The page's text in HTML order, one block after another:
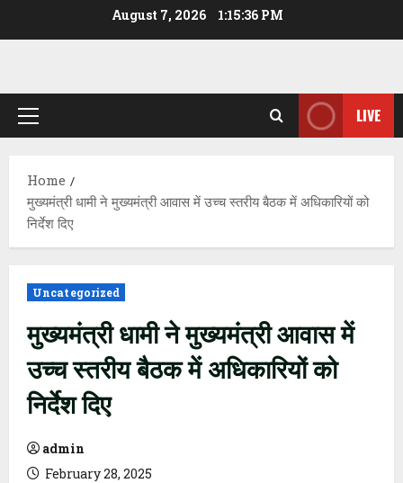
August 7, 2026 1:15:36 PM
Primary
LIVE
Home
मुख्यमंत्री धामी ने मुख्यमंत्री आवास में उच्च स्तरीय बैठक में अधिकारियों को
निर्देश दिए
Uncategorized
मुख्यमंत्री धामी ने मुख्यमंत्री आवास में
उच्च स्तरीय बैठक में अधिकारियों को
निर्देश दिए
admin
February 28, 2025